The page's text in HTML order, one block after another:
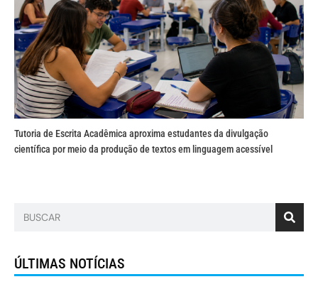
Tutoria de Escrita Acadêmica aproxima estudantes da divulgação
científica por meio da produção de textos em linguagem acessível
ÚLTIMAS NOTÍCIAS